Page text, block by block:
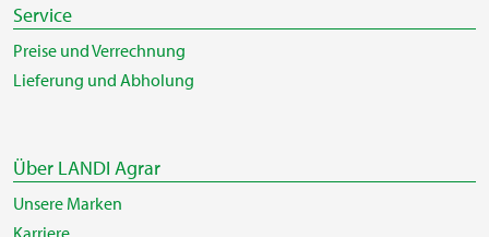
Service
Preise und Verrechnung
Lieferung und Abholung
Über LANDI Agrar
Unsere Marken
Karriere